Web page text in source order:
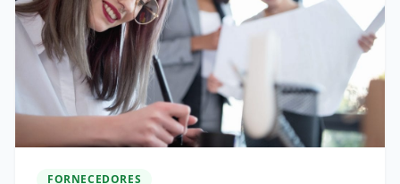
FORNECEDORES